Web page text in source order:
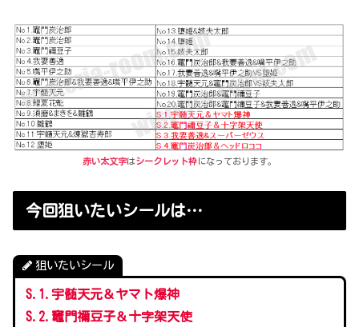
赤い太文字はシークレット枠になっております。
今回狙いたいシールは…
狙いたいシール
S.1.宇髄天元＆ヤマト爆神
S.2.竈門禰豆子＆十字架天使